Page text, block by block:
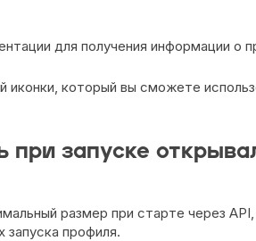
для получения информации о
иконки, который вы сможете
при запуске
размер при старте через
профиля.